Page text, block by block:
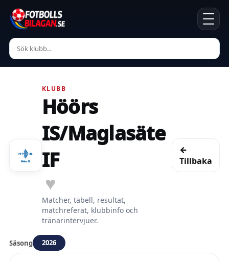
KLUBB
Höörs
IS/Maglasäte
IF
♥
Matcher, tabell, resultat,
matchreferat, klubbinfo och
tränarintervjuer.
←
Tillbaka
Säsong 2026